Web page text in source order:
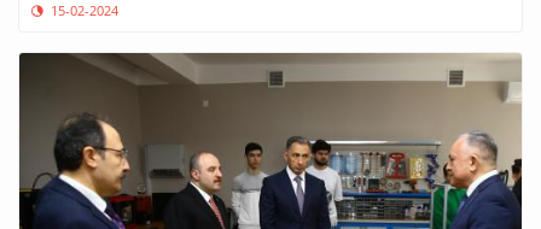
15-02-2024